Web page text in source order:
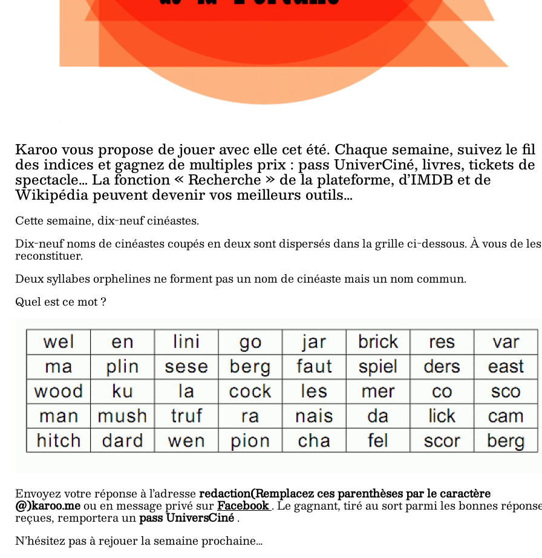
Karoo vous propose de jouer avec elle cet été. Chaque semaine, suivez le fil
des indices et gagnez de multiples prix : pass UniverCiné, livres, tickets de
spectacle… La fonction « Recherche » de la plateforme, d’IMDB et de
Wikipédia peuvent devenir vos meilleurs outils…
Cette semaine, dix-neuf cinéastes.
Dix-neuf noms de cinéastes coupés en deux sont dispersés dans la grille ci-dessous. À vous de les
reconstituer.
Deux syllabes orphelines ne forment pas un nom de cinéaste mais un nom commun.
Quel est ce mot ?
Envoyez votre réponse à l’adresseredaction(Remplacez ces parenthèses par le caractère
@)karoo.meou en message privé surFacebook. Le gagnant, tiré au sort parmi les bonnes
reçues, remportera unpass UniversCiné.
N’hésitez pas à rejouer la semaine prochaine…